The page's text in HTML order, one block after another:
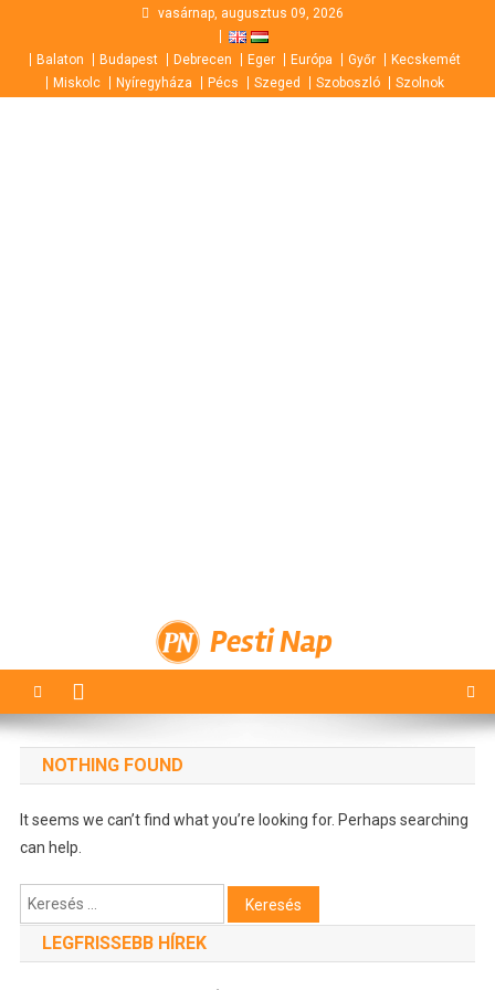
content
vasárnap, augusztus 09, 2026
Balaton Budapest Debrecen Eger Európa Győr
Kecskemét
Miskolc
Nyíregyháza Pécs Szeged Szoboszló Szolnok
Pesti Nap
NOTHING FOUND
It seems we can’t find what you’re looking for. Perhaps searching
can help.
Keresés:
LEGFRISSEBB HÍREK